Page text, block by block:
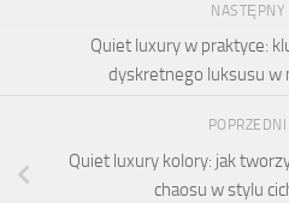
NASTĘPNY
Quiet luxury w praktyce:
dyskretnego luksusu w
Quiet luxury kolory: jak
chaosu w stylu